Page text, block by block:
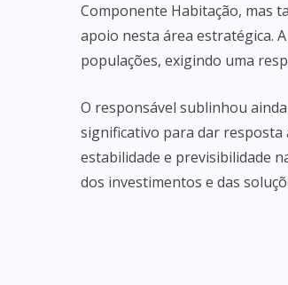
Componente Habitação, mas
apoio nesta área estratégica.
populações, exigindo uma
O responsável sublinhou
significativo para dar
estabilidade e previsibilidade
dos investimentos e das